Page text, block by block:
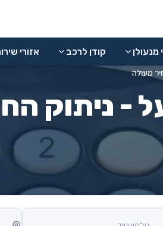
מנעולן קודן לרכב אזורי
מעולה
- ניתוק